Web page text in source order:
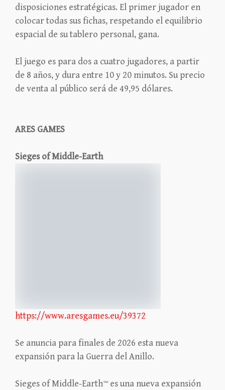
disposiciones estratégicas. El primer jugador en
colocar todas sus fichas, respetando el equilibrio
espacial de su tablero personal, gana.
El juego es para dos a cuatro jugadores, a partir
de 8 años, y dura entre 10 y 20 minutos. Su precio
de venta al público será de 49,95 dólares.
ARES GAMES
Sieges of Middle-Earth
https://www.aresgames.eu/39372
Se anuncia para finales de 2026 esta nueva
expansión para la Guerra del Anillo.
Sieges of Middle-Earth™ es una nueva expansión